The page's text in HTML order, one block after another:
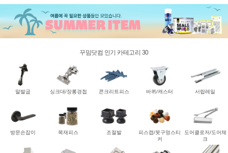
꾸밈닷컴 인기 카테고리 30
말발굽 싱크대/장롱경첩 콘크리트피스 바퀴/캐스터 서랍레일
방문손잡이 목재피스 조절발
피스캡/못구멍스티
커
도어클로저/도어체
크